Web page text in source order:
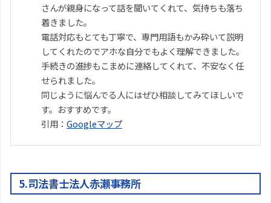
さんが親身になって話を聞いてくれて、気持ちも落ち
着きました。
電話対応もとても丁寧で、専門用語もかみ砕いて説明
してくれたのでアホな自分でもよく理解できました。
手続きの進捗もこまめに連絡してくれて、不安なく任
せられました。
同じように悩んでる人にはぜひ相談してみてほしいで
す。おすすめです。
引用： Googleマップ
5.司法書士法人赤瀬事務所